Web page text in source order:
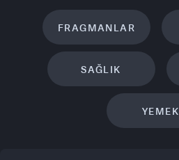
FRAGMANLAR
SAĞLIK
YEMEK